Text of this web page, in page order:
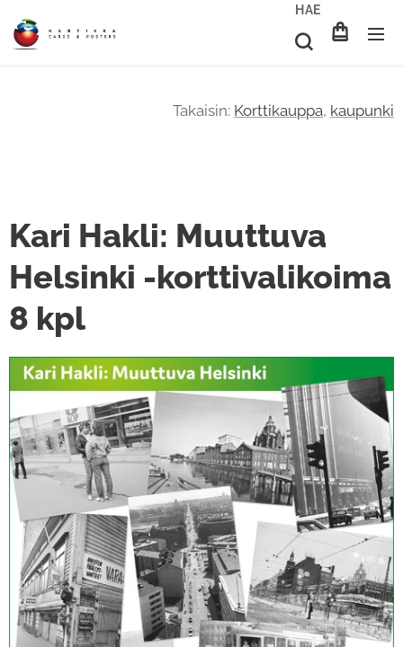
HAE
Takaisin: Korttikauppa, kaupunki
Kari Hakli: Muuttuva
Helsinki -korttivalikoima
8 kpl